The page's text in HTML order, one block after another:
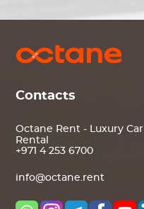
Contacts
Octane Rent - Luxury Car
Rental
+971 4 253 6700
info@octane.rent